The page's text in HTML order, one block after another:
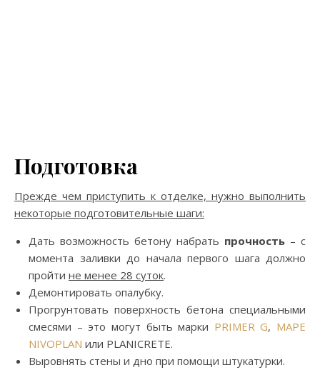
Подготовка
Прежде чем приступить к отделке, нужно выполнить
некоторые подготовительные шаги:
Дать возможность бетону набрать прочность – с
момента заливки до начала первого шага должно
пройти не менее 28 суток.
Демонтировать опалубку.
Прогрунтовать поверхность бетона специальными
смесями – это могут быть марки PRIMER G, MAPE
NIVOPLAN или PLANICRETE.
Выровнять стены и дно при помощи штукатурки.